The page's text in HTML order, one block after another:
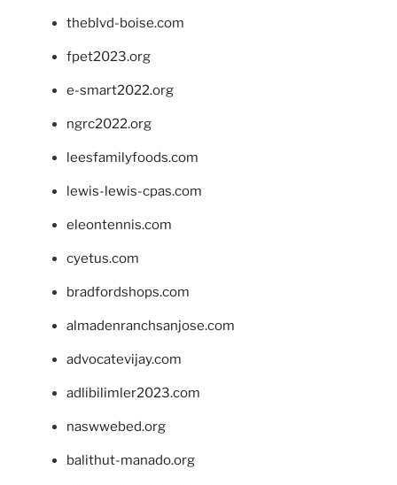
theblvd-boise.com
fpet2023.org
e-smart2022.org
ngrc2022.org
leesfamilyfoods.com
lewis-lewis-cpas.com
eleontennis.com
cyetus.com
bradfordshops.com
almadenranchsanjose.com
advocatevijay.com
adlibilimler2023.com
naswwebed.org
balithut-manado.org